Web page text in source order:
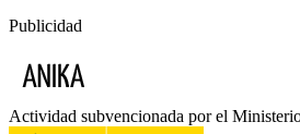
Publicidad
Actividad subvencionada por el